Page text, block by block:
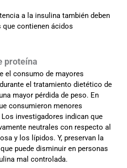
a la insulina también deben
contienen ácidos
proteína
el consumo de mayores
el tratamiento dietético de
mayor pérdida de peso. En
consumieron menores
investigadores indican que
neutrales con respecto al
y los lípidos. Y, preservan la
puede disminuir en personas
mal controlada.